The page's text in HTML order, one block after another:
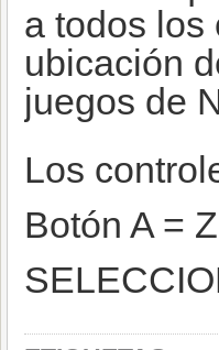
a todos los
ubicación
juegos de
Los
Botón A =